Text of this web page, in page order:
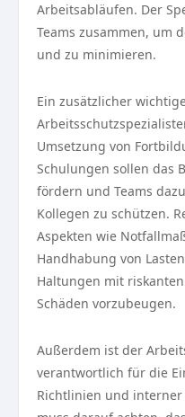
Arbeitsabläufen. Der
Teams zusammen, um
und zu minimieren.
Ein zusätzlicher
Umsetzung von
Schulungen sollen das
fördern und Teams
Kollegen zu schützen.
Aspekten wie
Handhabung von
Haltungen mit
Schäden vorzubeugen.
Außerdem ist der
verantwortlich für die
Richtlinien und